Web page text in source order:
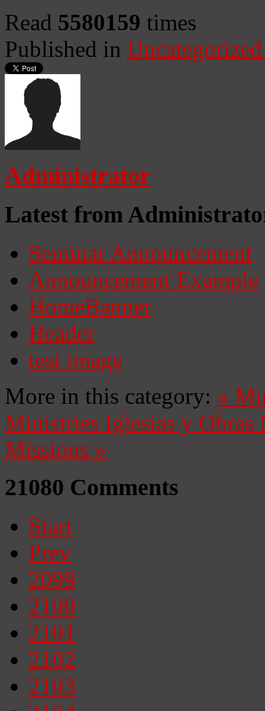
Read 5580159 times
Published in
Administrator
Latest from
Seminar Announcement
Announcement Example
HomeBanner
Header
test image
More in this category: «
Ministries Iglesias y Obras
Missions »
21080 Comments
Start
Prev
2099
2100
2101
2102
2103